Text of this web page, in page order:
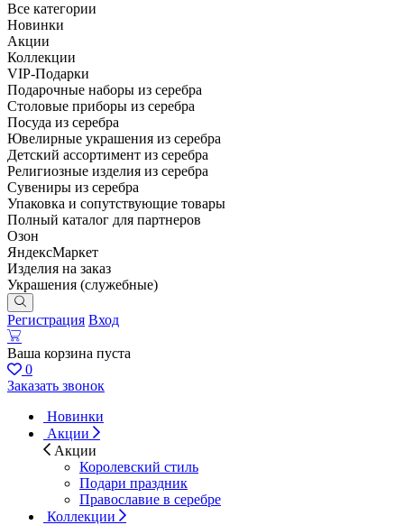
Все категории
Новинки
Акции
Коллекции
VIP-Подарки
Подарочные наборы из серебра
Столовые приборы из серебра
Посуда из серебра
Ювелирные украшения из серебра
Детский ассортимент из серебра
Религиозные изделия из серебра
Сувениры из серебра
Упаковка и сопутствующие товары
Полный каталог для партнеров
Озон
ЯндексМаркет
Изделия на заказ
Украшения (служебные)
Регистрация Вход
Ваша корзина пуста
0
Заказать звонок
Новинки
Акции
Акции
Королевский стиль
Подари праздник
Православие в серебре
Коллекции